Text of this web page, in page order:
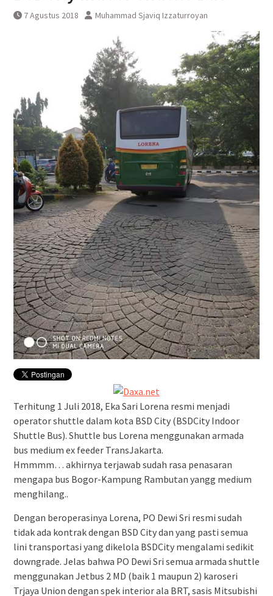
Perjanjian Kerja Sama Dengan
7 Agustus 2018 Muhammad Sjaviq Izzaturroyan
Terhitung 1 Juli 2018, Eka Sari Lorena resmi menjadi
operator shuttle dalam kota BSD City (BSDCity Indoor
Shuttle Bus). Shuttle bus Lorena menggunakan armada
bus medium ex feeder TransJakarta.
Hmmmm… akhirnya terjawab sudah rasa penasaran
mengapa bus Bogor-Kampung Rambutan yangg medium
menghilang..
Dengan beroperasinya Lorena, PO Dewi Sri resmi sudah
tidak ada kontrak dengan BSD City dan yang pasti semua
lini transportasi yang dikelola BSDCity mengalami sedikit
downgrade. Jelas bahwa PO Dewi Sri semua armada shuttle
menggunakan Jetbus 2 MD (baik 1 maupun 2) karoseri
Trjaya Union dengan spek interior ala BRT, sasis Mitsubishi